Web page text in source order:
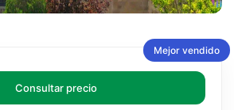
Mejor vendido
Consultar precio